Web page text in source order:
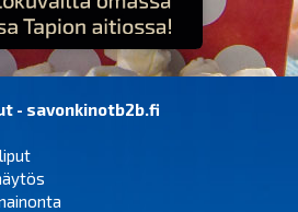
- savonkinotb2b.fi